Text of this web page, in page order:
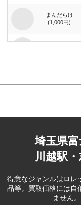
まんだらけ
(1,000円)
ハウス）(1,000
コーポレー
ベリテ(5,000
コーポレー
ション(100円)
フェスタリア
埼玉県富
川越駅
得意なジャンルはロレ
品等。 買取価格には自
ません